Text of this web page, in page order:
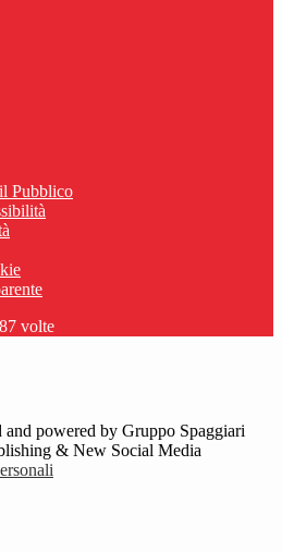
Pubblico
volte
powered by Gruppo Spaggiari
& New Social Media